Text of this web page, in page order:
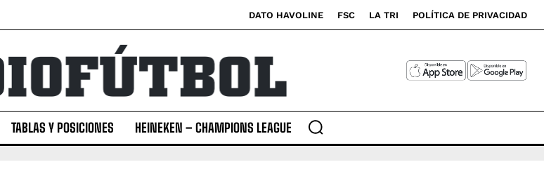
DATO HAVOLINE FSC LA TRI POLÍTICA DE PRIVACIDAD
TABLAS Y POSICIONES HEINEKEN – CHAMPIONS LEAGUE